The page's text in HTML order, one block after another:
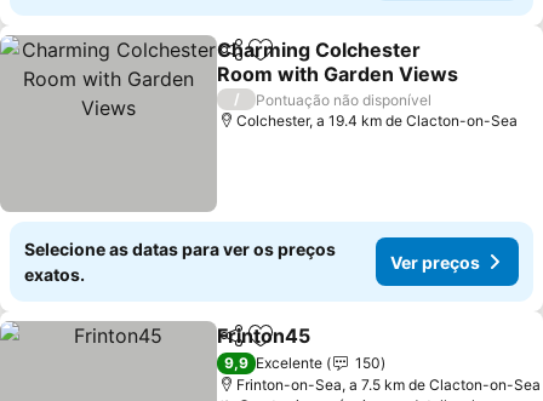
PartilharAdicionar aos favoritos
Charming Colchester
Room with Garden Views
/
Pontuação não disponível
Colchester, a 19.4 km de Clacton-on-Sea
Selecione as datas para ver os preços
exatos.
Ver preços
PartilharAdicionar aos favoritos
Frinton45
9,9 Excelente
150
Frinton-on-Sea, a 7.5 km de Clacton-on-Sea